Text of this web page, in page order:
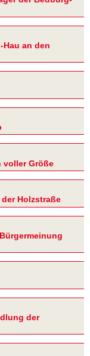
Hau an den
voller Größe
Holzstraße
der